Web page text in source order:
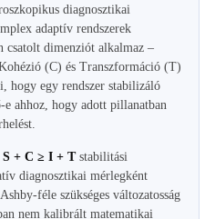
diagnosztikai
adaptív rendszerek
csatolt dimenziót alkalmaz –
(C) és Transzformáció (T)
hogy egy rendszer stabilizáló
e ahhoz, hogy adott pillanatban
S + C ≥ I + Tstabilitási
diagnosztikai mérlegként
féle szükséges változatosság
nem kalibrált matematikai